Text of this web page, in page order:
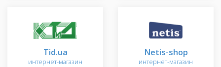
Tid.ua
интернет-магазин
Netis-shop
интернет-магазин